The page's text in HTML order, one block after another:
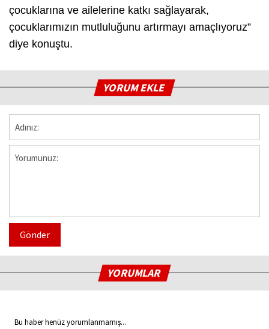
çocuklarına ve ailelerine katkı sağlayarak,
çocuklarımızın mutluluğunu artırmayı amaçlıyoruz”
diye konuştu.
YORUM EKLE
Gönder
YORUMLAR
Bu haber henüz yorumlanmamış...